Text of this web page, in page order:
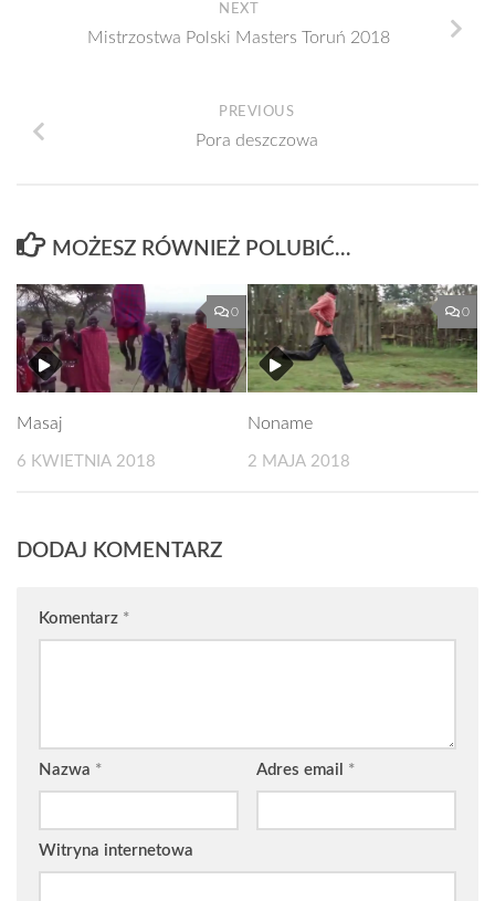
NEXT
Mistrzostwa Polski Masters Toruń 2018
PREVIOUS
Pora deszczowa
MOŻESZ RÓWNIEŻ POLUBIĆ…
0
Masaj
6 KWIETNIA 2018
0
Noname
2 MAJA 2018
DODAJ KOMENTARZ
Komentarz *
Nazwa * Adres email *
Witryna internetowa